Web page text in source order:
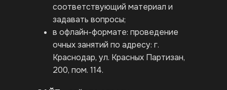
соответствующий материал и
задавать вопросы;
в офлайн-формате: проведение
очных занятий по адресу: г.
Краснодар, ул. Красных Партизан,
200, пом. 114.